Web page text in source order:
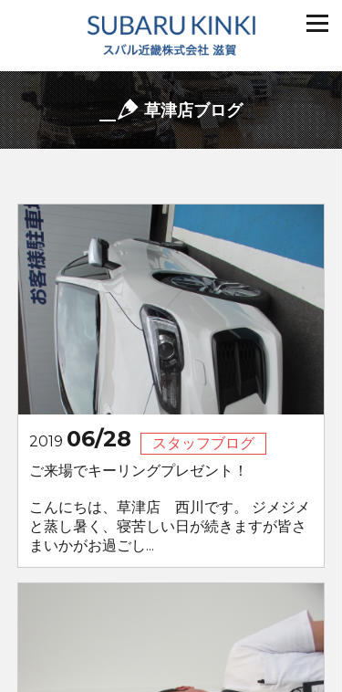
草津店ブログ
2019 06/28
スタッフブログ
ご来場でキーリングプレゼント！
こんにちは、草津店 西川です。 ジメジメ
と蒸し暑く、寝苦しい日が続きますが皆さ
まいかがお過ごし...